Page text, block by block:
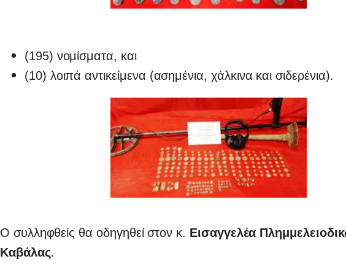
(195) νομίσματα, και
(10) λοιπά αντικείμενα (ασημένια, χάλκινα και σιδερένια).
Ο συλληφθείς θα οδηγηθεί στον κ. Εισαγγελέα
Καβάλας.